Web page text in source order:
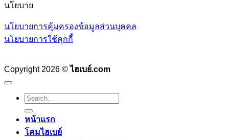
นโยบาย
นโยบายการคุ้มครองข้อมูลส่วนบุคคล
นโยบายการใช้คุกกี้
Copyright 2026 ©ไฮเบย์.com
Search
for:
หน้าแรก
โคมไฮเบย์